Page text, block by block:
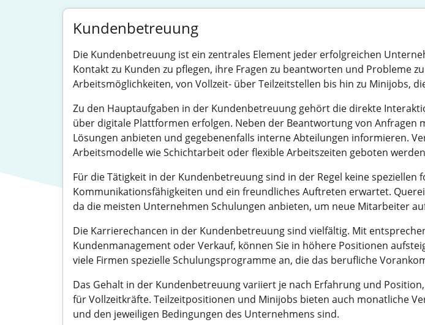
Kundenbetreuung
Die Kundenbetreuung ist ein zentrales Element jeder erfolgreichen
Kontakt zu Kunden zu pflegen, ihre Fragen zu beantworten und Probleme
Arbeitsmöglichkeiten, von Vollzeit- über Teilzeitstellen bis hin zu Minijobs,
Zu den Hauptaufgaben in der Kundenbetreuung gehört die direkte
über digitale Plattformen erfolgen. Neben der Beantwortung von Anfragen
Lösungen anbieten und gegebenenfalls interne Abteilungen informieren.
Arbeitsmodelle wie Schichtarbeit oder flexible Arbeitszeiten geboten
Für die Tätigkeit in der Kundenbetreuung sind in der Regel keine
Kommunikationsfähigkeiten und ein freundliches Auftreten erwartet.
da die meisten Unternehmen Schulungen anbieten, um neue Mitarbeiter
Die Karrierechancen in der Kundenbetreuung sind vielfältig. Mit
Kundenmanagement oder Verkauf, können Sie in höhere Positionen
viele Firmen spezielle Schulungsprogramme an, die das berufliche
Das Gehalt in der Kundenbetreuung variiert je nach Erfahrung und
für Vollzeitkräfte. Teilzeitpositionen und Minijobs bieten auch monatliche
und den jeweiligen Bedingungen des Unternehmens sind.